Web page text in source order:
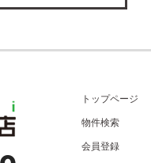
トップページ
物件検索
会員登録